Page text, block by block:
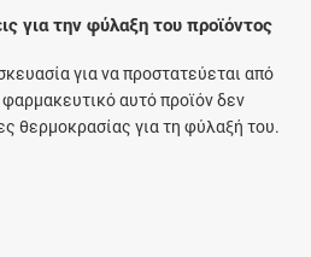
για την φύλαξη του προϊόντος
για να προστατεύεται από
αυτό προϊόν δεν
θερμοκρασίας για τη φύλαξή του.